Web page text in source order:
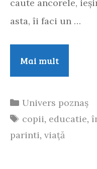
caute ancorele,
asta, îi faci un …
Mai multJocul
îl
înveți
Categorii
Univers poznaș
Etichete
copii, educatie,
parinti, viață